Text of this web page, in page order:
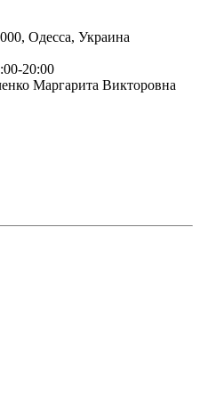
Одесса, Украина
20:00
Маргарита Викторовна